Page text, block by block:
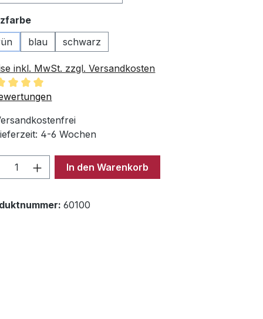
auswählen
blau schwarz
inkl. MwSt. zzgl. Versandkosten
Bewertung von 5 von 5 Sternen
4-6 Wochen
Anzahl: Gib den gewünschten
In den Warenkorb
60100